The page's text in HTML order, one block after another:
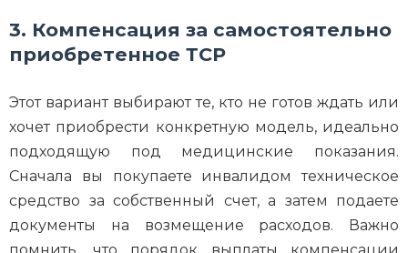
3. Компенсация за самостоятельно
приобретенное ТСР
Этот вариант выбирают те, кто не готов ждать или
хочет приобрести конкретную модель, идеально
подходящую под медицинские показания.
Сначала вы покупаете инвалидом техническое
средство за собственный счет, а затем подаете
документы на возмещение расходов. Важно